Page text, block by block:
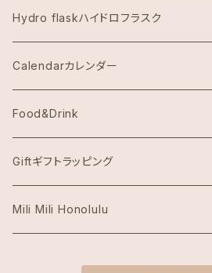
Dean & DeLuca ディーンアンドデルーカ
Eggs's Things エッグスンシングス
Hawaii Hotel Item
Honolulu Coffeeホノルルコーヒー
Island Slipperアイランドスリッパ
Hydro flaskハイドロフラスク
Calendarカレンダー
Food&Drink
Giftギフトラッピング
Mili Mili Honolulu